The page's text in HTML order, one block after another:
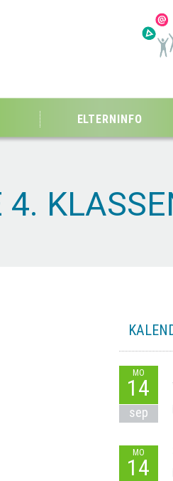
ELTERNINFO
4.
MO
14
sep
MO
14